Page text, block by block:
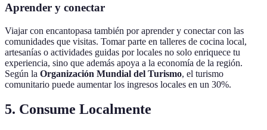
Aprender y conectar
Viajar con encantopasa también por aprender y conectar con las
comunidades que visitas. Tomar parte en talleres de cocina local,
artesanías o actividades guidas por locales no solo enriquece tu
experiencia, sino que además apoya a la economía de la región.
Según la Organización Mundial del Turismo, el turismo
comunitario puede aumentar los ingresos locales en un 30%.
5. Consume Localmente